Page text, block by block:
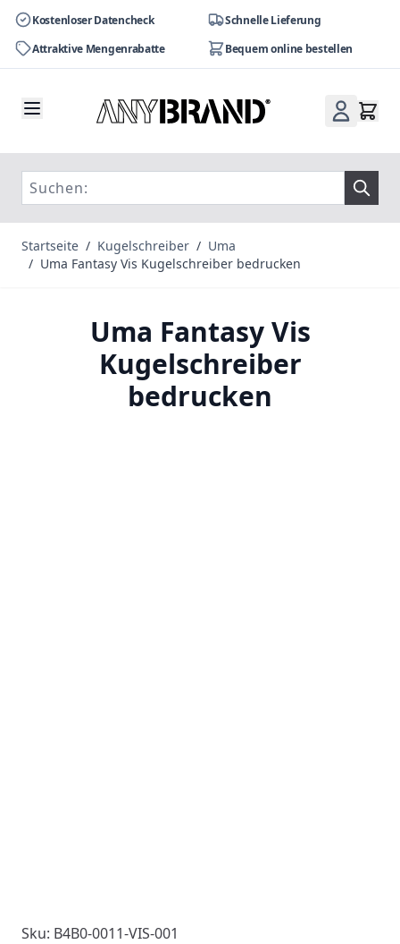
Kostenloser Datencheck
Schnelle Lieferung
Attraktive Mengenrabatte
Bequem online bestellen
Startseite / Kugelschreiber / Uma
/ Uma Fantasy Vis Kugelschreiber bedrucken
Uma Fantasy Vis
Kugelschreiber
bedrucken
Sku: B4B0-0011-VIS-001